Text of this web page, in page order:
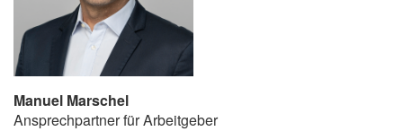
Manuel Marschel
Ansprechpartner für Arbeitgeber